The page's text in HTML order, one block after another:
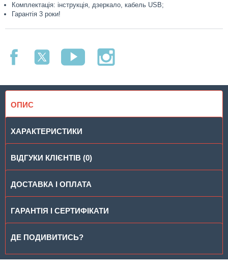
Комплектація: інструкція, дзеркало, кабель USB;
Гарантія 3 роки!
ОПИС
ХАРАКТЕРИСТИКИ
ВІДГУКИ КЛІЄНТІВ (0)
ДОСТАВКА І ОПЛАТА
ГАРАНТІЯ І СЕРТИФІКАТИ
ДЕ ПОДИВИТИСЬ?